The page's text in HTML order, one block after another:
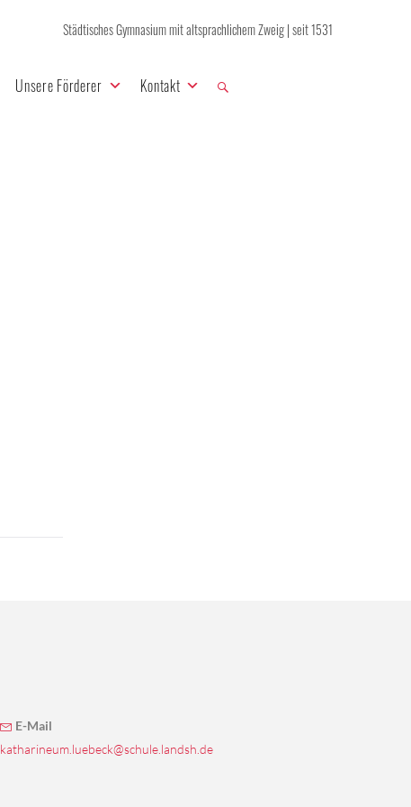
Städtisches Gymnasium mit altsprachlichem Zweig | seit 1531
Unsere Förderer Kontakt
E-Mail
katharineum.luebeck@schule.landsh.de